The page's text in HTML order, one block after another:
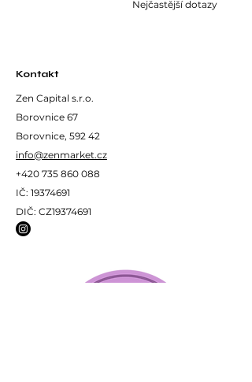
Nejčastější dotazy
Kontakt
Zen Capital s.r.o.
Borovnice 67
Borovnice, 592 42
info@zenmarket.cz
+420 735 860 088
IČ: 19374691
DIČ: CZ19374691